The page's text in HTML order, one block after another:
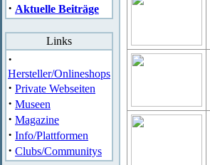
· Aktuelle Beiträge
Links
·
Hersteller/Onlineshops
· Private Webseiten
· Museen
· Magazine
· Info/Plattformen
· Clubs/Communitys